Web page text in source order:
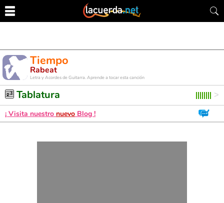
Tiempo
Rabeat
Letra y Acordes de Guitarra. Aprende a tocar esta canción
Tablatura
¡ Visita nuestro nuevo Blog !